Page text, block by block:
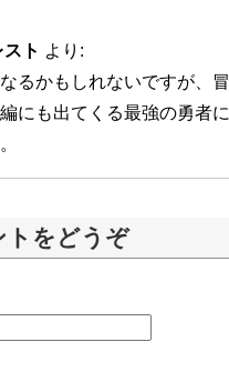
ト より:
るかもしれないですが、
にも出てくる最強の勇者
トをどうぞ